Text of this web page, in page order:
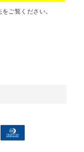
ご覧ください。